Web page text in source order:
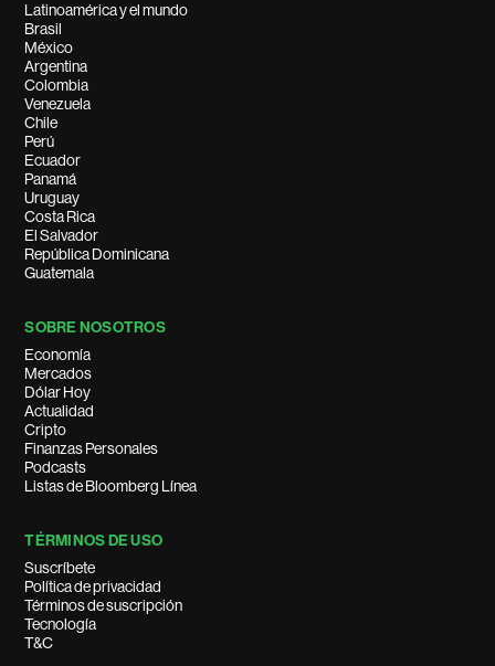
Latinoamérica y el mundo
Brasil
México
Argentina
Colombia
Venezuela
Chile
Perú
Ecuador
Panamá
Uruguay
Costa Rica
El Salvador
República Dominicana
Guatemala
SOBRE NOSOTROS
Economía
Mercados
Dólar Hoy
Actualidad
Cripto
Finanzas Personales
Podcasts
Listas de Bloomberg Línea
TÉRMINOS DE USO
Suscríbete
Política de privacidad
Términos de suscripción
Tecnología
T&C